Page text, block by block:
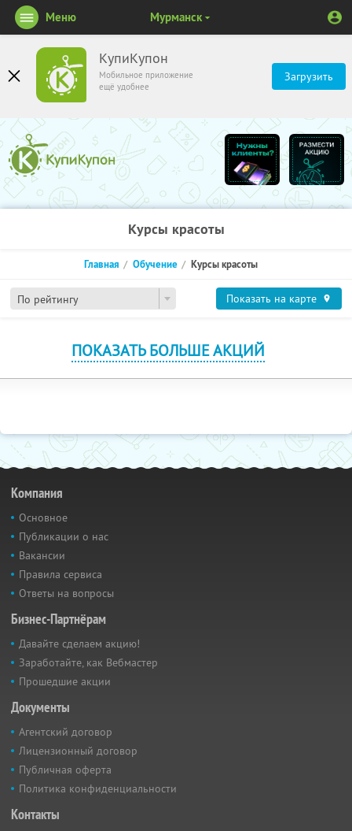
КупиКупон
Мобильное приложение
ещё удобнее
Загрузить
Меню Мурманск
Курсы красоты
По рейтингу
Главная Обучение Курсы красоты
Показать на карте
ПОКАЗАТЬ БОЛЬШЕ АКЦИЙ
Компания
Основное
Публикации о нас
Вакансии
Правила сервиса
Ответы на вопросы
Бизнес-Партнёрам
Давайте сделаем акцию!
Заработайте, как Вебмастер
Прошедшие акции
Документы
Агентский договор
Лицензионный договор
Публичная оферта
Политика конфиденциальности
Контакты